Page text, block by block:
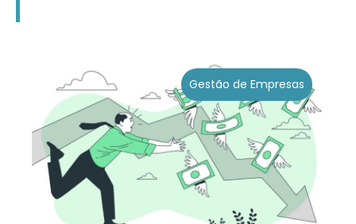
Gestão de Empresas